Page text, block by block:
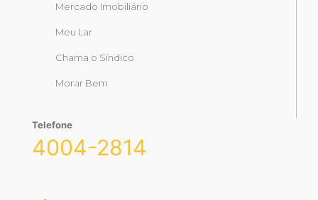
Mercado Imobiliário
Meu Lar
Chama o Síndico
Morar Bem
Telefone
4004-2814